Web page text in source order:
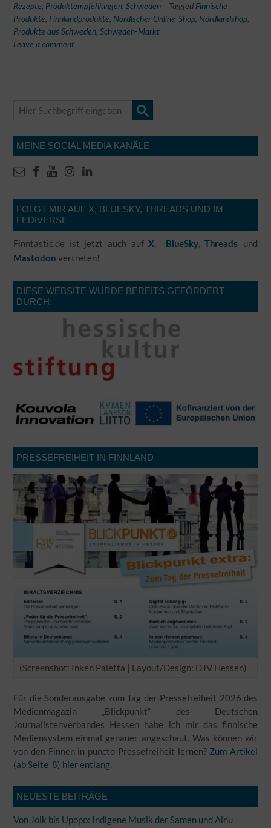
Rezepte, Produktempfehlungen, Schweden Tagged Finnische
Produkte, Finnlandprodukte, Nordischer Online-Shop, Nordlandshop,
Produkte aus Schweden, Schweden-Markt
Leave a comment
MEINE SOCIAL MEDIA KANÄLE
FOLGT MIR AUF X, BLUESKY, THREADS UND IM
FEDIVERSE
Finntastic.de ist jetzt auch aufX BlueSky,Threads und
Mastodon vertreten!
DIESE WEBSITE WURDE BEREITS GEFÖRDERT
DURCH:
PRESSEFREIHEIT IN FINNLAND
(Screenshot: Inken Paletta | Layout/Design: DJV Hessen)
Für die Sonderausgabe zum Tag der Pressefreiheit 2026 des
Medienmagazin „Blickpunkt“ des Deutschen
Journalistenverbandes Hessen habe ich mir das finnische
Mediensystem einmal genauer angeschaut. Was können wir
von den Finnen in puncto Pressefreiheit lernen? Zum Artikel
(ab Seite 8) hier entlang.
NEUESTE BEITRÄGE
Von Joik bis Upopo: Indigene Musik der Samen und Ainu